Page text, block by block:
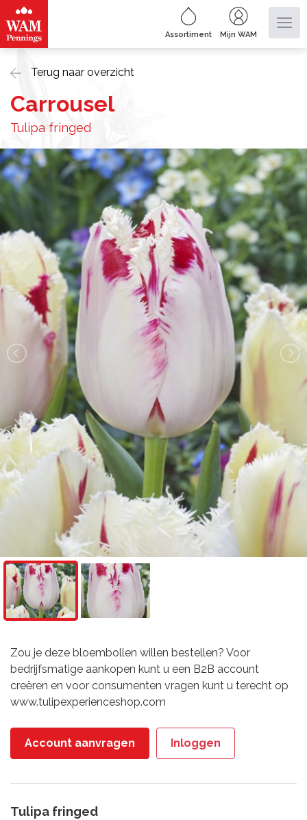
Assortiment Mijn WAM
Terug naar overzicht
Carrousel
Tulipa fringed
Zou je deze bloembollen willen bestellen? Voor
bedrijfsmatige aankopen kunt u een B2B account
creëren en voor consumenten vragen kunt u terecht op
www.tulipexperienceshop.com
Account aanvragen Inloggen
Tulipa fringed